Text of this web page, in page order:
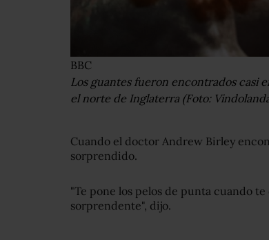
BBC
Los guantes fueron encontrados casi
el norte de Inglaterra (Foto:
Cuando el doctor Andrew Birley
sorprendido.
"Te pone los pelos de punta cuando
sorprendente", dijo.